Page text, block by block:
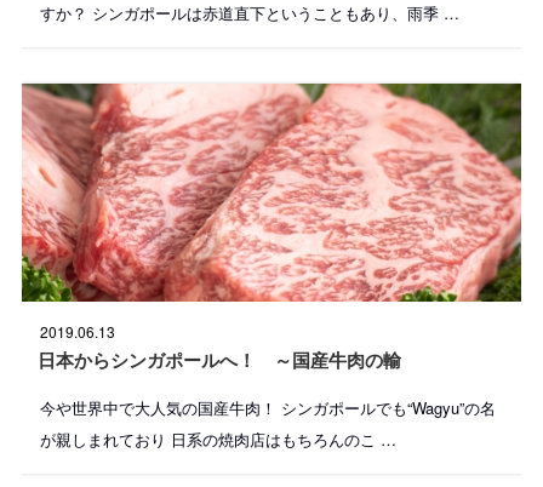
すか？ シンガポールは赤道直下ということもあり、雨季 …
投
稿
日
:
2019.06.13
日本からシンガポールへ！ ～国産牛肉の輸
今や世界中で大人気の国産牛肉！ シンガポールでも“Wagyu”の名
が親しまれており 日系の焼肉店はもちろんのこ …